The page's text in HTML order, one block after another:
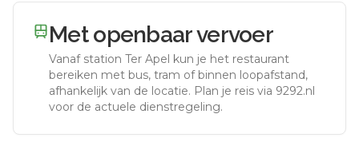
Met openbaar vervoer
Vanaf station Ter Apel kun je het restaurant
bereiken met bus, tram of binnen loopafstand,
afhankelijk van de locatie. Plan je reis via 9292.nl
voor de actuele dienstregeling.